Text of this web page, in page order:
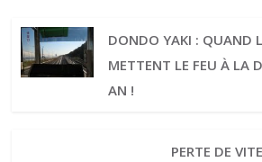
DONDO YAKI : QUAND
METTENT LE FEU À LA
AN !
PERTE DE